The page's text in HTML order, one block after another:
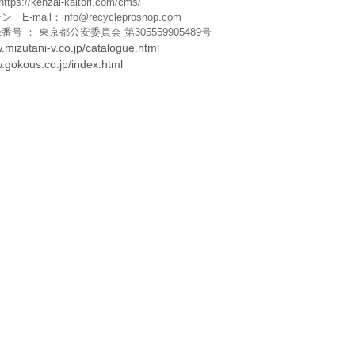
ン E-mail： info@recycleproshop.com
号 ： 東京都公安委員会 第305559905489号
v.co.jp/catalogue.html
index.html